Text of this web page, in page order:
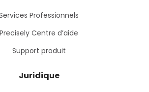
Professionnels
Precisely Centre d’aide
Support produit
Juridique